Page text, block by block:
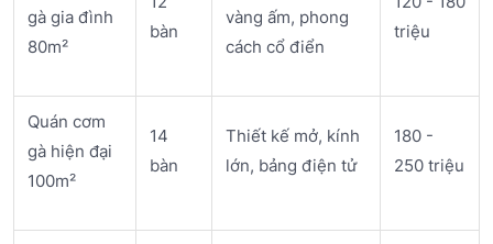
gà gia đình
80m²
bàn
vàng ấm, phong
cách cổ điển
triệu
Quán cơm
gà hiện đại
100m²
14
bàn
Thiết kế mở, kính
lớn, bảng điện tử
180 -
250 triệu